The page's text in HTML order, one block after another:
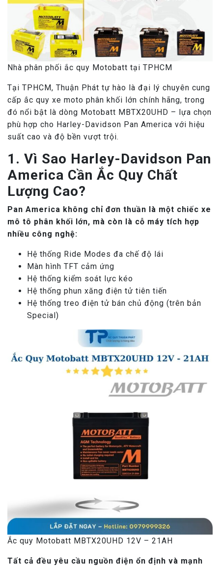
Nhà phân phối ắc quy Motobatt tại TPHCM
Tại TPHCM, Thuận Phát tự hào là đại lý chuyên cung
cấp ắc quy xe moto phân khối lớn chính hãng, trong
đó nổi bật là dòng Motobatt MBTX20UHD – lựa chọn
phù hợp cho Harley-Davidson Pan America với hiệu
suất cao và độ bền vượt trội.
1. Vì Sao Harley-Davidson Pan
America Cần Ắc Quy Chất
Lượng Cao?
Pan America không chỉ đơn thuần là một chiếc xe
mô tô phân khối lớn, mà còn là cỗ máy tích hợp
nhiều công nghệ:
Hệ thống Ride Modes đa chế độ lái
Màn hình TFT cảm ứng
Hệ thống kiểm soát lực kéo
Hệ thống phun xăng điện tử tiên tiến
Hệ thống treo điện tử bán chủ động (trên bản
Special)
Ắc quy Motobatt MBTX20UHD 12V – 21AH
Tất cả đều yêu cầu nguồn điện ổn định và mạnh